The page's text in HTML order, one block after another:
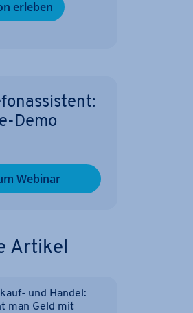
erleben
Demo
Webinar
Artikel
und Handel:
man Geld mit